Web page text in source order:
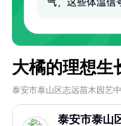
大橘的理想生
泰安市泰山区志远苗木园艺
泰安市泰山